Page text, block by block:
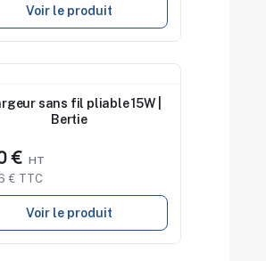
Voir le produit
sans fil pliable 15W |
Bertie
€
€ TTC
Voir le produit